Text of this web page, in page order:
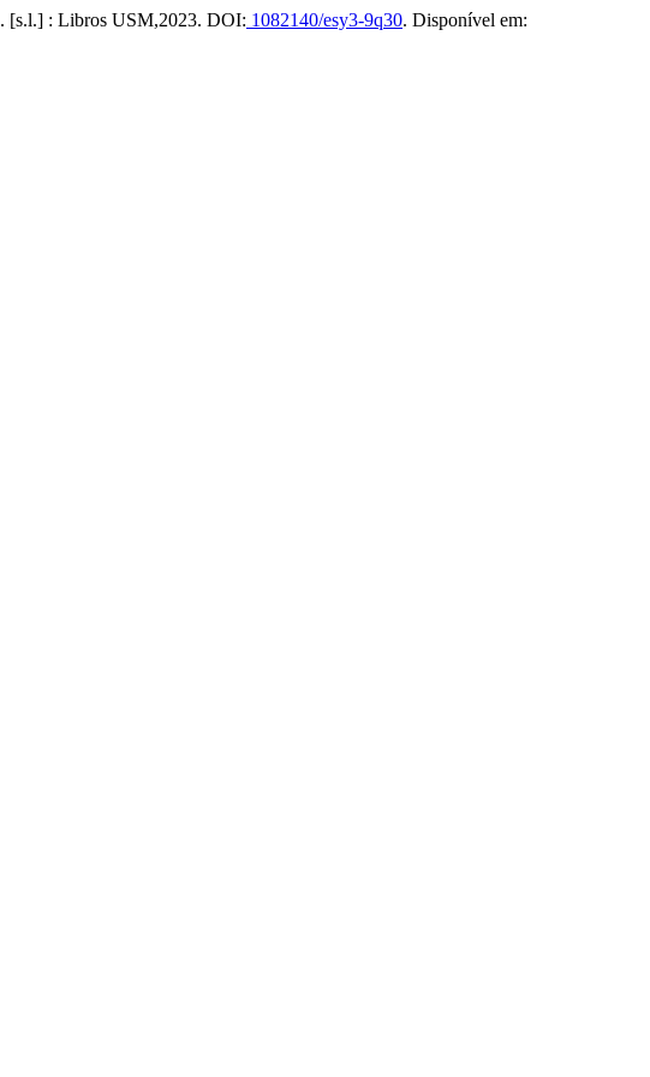
. [s.l.] : Libros USM,2023. DOI: 1082140/esy3-9q30. Disponível em: